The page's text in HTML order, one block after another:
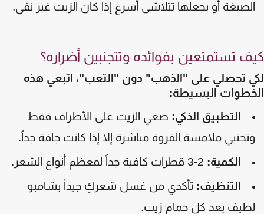
أو يجعلها تتلاشى أسرع إذا كان الزيت غير نقي.
تستمتعين بفوائده وتتجنبين أضراره؟
تحصلي على "الذهب" دون "التعب"، اتبعي هذه
البسيطة:
التطبيق الذكي: ضعي الزيت على الأطراف فقط
ملامسة الفروة مباشرة إلا إذا كانت جافة جداً.
الكمية:2-3 قطرات كافية جداً لمعظم أنواع الشعر.
التنظيف:تأكدي من غسل شعركِ جيداً بشامبو
بعد كل حمام زيت.